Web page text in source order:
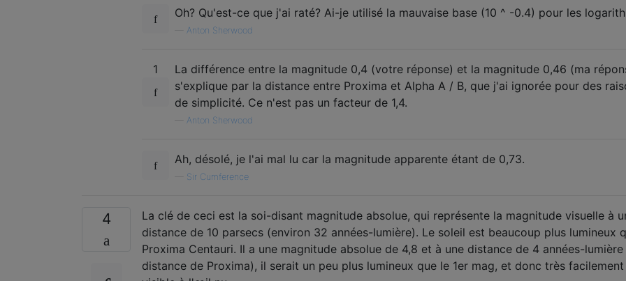
Oh? Qu'est-ce que j'ai raté? Ai-je utilisé la mauvaise base (10 ^ -0.4) pour les
Anton Sherwood
1
La différence entre la magnitude 0,4 (votre réponse) et la magnitude 0,46 (ma
s'explique par la distance entre Proxima et Alpha A / B, que j'ai ignorée pour des
de simplicité. Ce n'est pas un facteur de 1,4.
Anton Sherwood
Ah, désolé, je l'ai mal lu car la magnitude apparente étant de 0,73.
Sir Cumference
4
La clé de ceci est la soi-disant magnitude absolue, qui représente la magnitude visuelle à
distance de 10 parsecs (environ 32 années-lumière). Le soleil est beaucoup plus lumineux
Proxima Centauri. Il a une magnitude absolue de 4,8 et à une distance de 4 années-lumière
distance de Proxima), il serait un peu plus lumineux que le 1er mag, et donc très facilement